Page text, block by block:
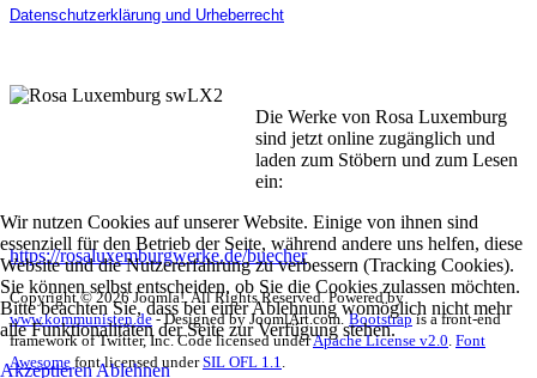
Datenschutzerklärung und Urheberrecht
Die Werke von Rosa Luxemburg
sind jetzt online zugänglich und
laden zum Stöbern und zum Lesen
ein:
https://rosaluxemburgwerke.de/buecher
Copyright © 2026 Joomla!. All Rights Reserved. Powered by
www.kommunisten.de- Designed by JoomlArt.com. Bootstrapis a front-end
framework of Twitter, Inc. Code licensed underApache License v2.0. Font
Awesome font licensed underSIL OFL 1.1.
Wir nutzen Cookies auf unserer Website. Einige von ihnen sind
essenziell für den Betrieb der Seite, während andere uns helfen, diese
Website und die Nutzererfahrung zu verbessern (Tracking Cookies).
Sie können selbst entscheiden, ob Sie die Cookies zulassen möchten.
Bitte beachten Sie, dass bei einer Ablehnung womöglich nicht mehr
alle Funktionalitäten der Seite zur Verfügung stehen.
AkzeptierenAblehnen